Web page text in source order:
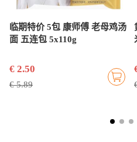
临期特价 5包 康师傅 老母鸡汤
面 五连包 5x110g
€ 2.50
€ 5.89